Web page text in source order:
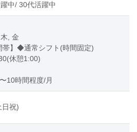
中/ 30代活躍中
, 金
帯】◆通常シフト(時間固定)
休憩1:00)
10時間程度/月
日祝)